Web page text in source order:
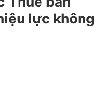
lực không